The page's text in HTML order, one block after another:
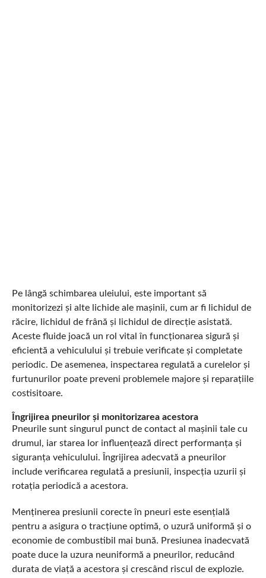
Pe lângă schimbarea uleiului, este important să
monitorizezi și alte lichide ale mașinii, cum ar fi lichidul de
răcire, lichidul de frână și lichidul de direcție asistată.
Aceste fluide joacă un rol vital în funcționarea sigură și
eficientă a vehiculului și trebuie verificate și completate
periodic. De asemenea, inspectarea regulată a curelelor și
furtunurilor poate preveni problemele majore și reparațiile
costisitoare.
Îngrijirea pneurilor și monitorizarea acestora
Pneurile sunt singurul punct de contact al mașinii tale cu
drumul, iar starea lor influențează direct performanța și
siguranța vehiculului. Îngrijirea adecvată a pneurilor
include verificarea regulată a presiunii, inspecția uzurii și
rotația periodică a acestora.
Menținerea presiunii corecte în pneuri este esențială
pentru a asigura o tracțiune optimă, o uzură uniformă și o
economie de combustibil mai bună. Presiunea inadecvată
poate duce la uzura neuniformă a pneurilor, reducând
durata de viață a acestora și crescând riscul de explozie.